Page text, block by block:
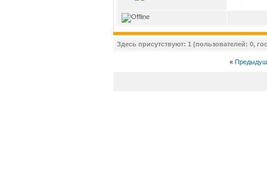
Здесь присутствуют: 1 (пользователей: 0,
«